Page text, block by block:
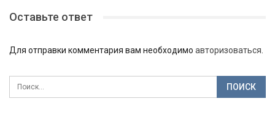
Оставьте ответ
Для отправки комментария вам необходимо авторизоваться